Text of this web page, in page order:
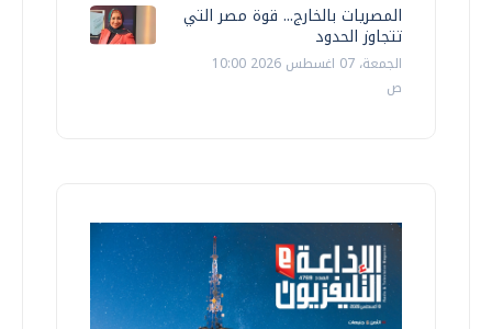
المصريات بالخارج... قوة مصر التي
تتجاوز الحدود
الجمعة، 07 اغسطس 2026 10:00
ص